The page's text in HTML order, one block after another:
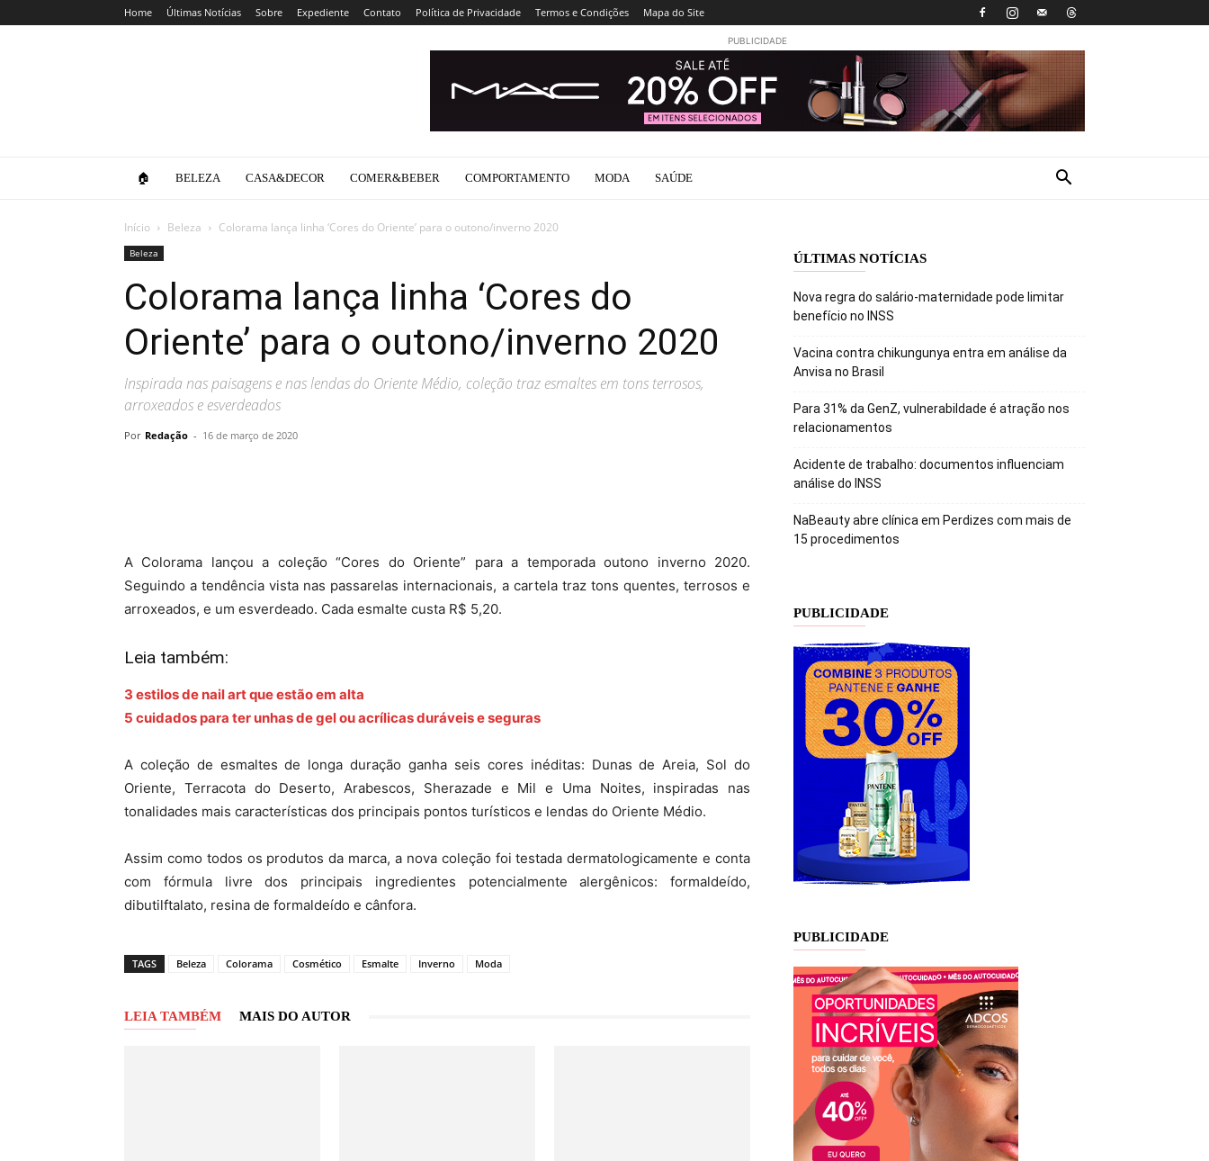
Home Últimas Notícias Sobre Expediente Contato Política de Privacidade Termos e Condições Mapa do Site
PUBLICIDADE
🏠 BELEZA CASA&DECOR COMER&BEBER COMPORTAMENTO MODA SAÚDE
Início Beleza Colorama lança linha ‘Cores do Oriente’ para o outono/inverno 2020
Beleza
Colorama lança linha ‘Cores do
Oriente’ para o outono/inverno 2020
Inspirada nas paisagens e nas lendas do Oriente Médio, coleção traz esmaltes em tons terrosos,
arroxeados e esverdeados
Por Redação - 16 de março de 2020
A Colorama lançou a coleção “Cores do Oriente” para a temporada outono inverno 2020.
Seguindo a tendência vista nas passarelas internacionais, a cartela traz tons quentes, terrosos e
arroxeados, e um esverdeado. Cada esmalte custa R$ 5,20.
Leia também:
3 estilos de nail art que estão em alta
5 cuidados para ter unhas de gel ou acrílicas duráveis e seguras
A coleção de esmaltes de longa duração ganha seis cores inéditas: Dunas de Areia, Sol do
Oriente, Terracota do Deserto, Arabescos, Sherazade e Mil e Uma Noites, inspiradas nas
tonalidades mais características dos principais pontos turísticos e lendas do Oriente Médio.
Assim como todos os produtos da marca, a nova coleção foi testada dermatologicamente e conta
com fórmula livre dos principais ingredientes potencialmente alergênicos: formaldeído,
dibutilftalato, resina de formaldeído e cânfora.
TAGS Beleza Colorama Cosmético Esmalte Inverno Moda
LEIA TAMBÉM MAIS DO AUTOR
ÚLTIMAS NOTÍCIAS
Nova regra do salário-maternidade pode limitar
benefício no INSS
Vacina contra chikungunya entra em análise da
Anvisa no Brasil
Para 31% da GenZ, vulnerabildade é atração nos
relacionamentos
Acidente de trabalho: documentos influenciam
análise do INSS
NaBeauty abre clínica em Perdizes com mais de
15 procedimentos
PUBLICIDADE
PUBLICIDADE